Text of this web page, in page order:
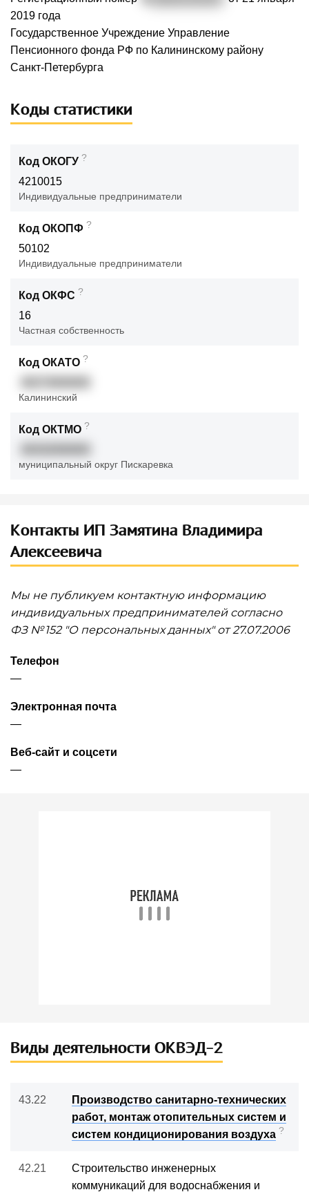
2019 года
Государственное Учреждение Управление
Пенсионного фонда РФ по Калининскому району
Санкт-Петербурга
Коды статистики
Код ОКОГУ ?
4210015
Индивидуальные предприниматели
Код ОКОПФ ?
50102
Индивидуальные предприниматели
Код ОКФС ?
16
Частная собственность
Код ОКАТО ?
Калининский
Код ОКТМО ?
муниципальный округ Пискаревка
Контакты ИП Замятина Владимира
Алексеевича
Мы не публикуем контактную информацию
индивидуальных предпринимателей согласно
ФЗ № 152 "О персональных данных" от 27.07.2006
Телефон
—
Электронная почта
—
Веб-сайт и соцсети
—
Виды деятельности ОКВЭД-2
43.22
Производство санитарно-технических
работ, монтаж отопительных систем и
систем кондиционирования воздуха ?
42.21
Строительство инженерных
коммуникаций для водоснабжения и